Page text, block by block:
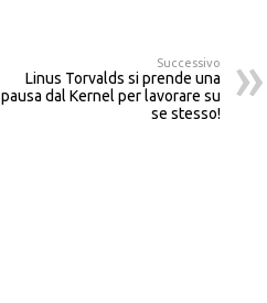
Successivo
Linus Torvalds si prende una
pausa dal Kernel per lavorare su
se stesso!